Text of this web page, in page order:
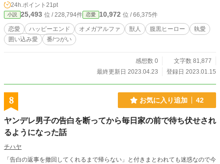
24h.ポイント 21pt
小説 25,493 位 / 228,794件 恋愛 10,972 位 / 66,375件
恋愛 ハッピーエンド オメガアルファ 獣人 腹黒ヒーロー
執愛
囲い込み愛
番/つがい
感想数 0
文字数 81,877
最終更新日 2023.04.23
登録日 2023.01.15
8 お気に入り追加 42
ヤンデレ男子の告白を断ってから毎日家の前で待ち伏せされ
るようになった話
チハヤ
「告白の返事を撤回してくれるまで帰らない」と付きまとわれても迷惑なので今